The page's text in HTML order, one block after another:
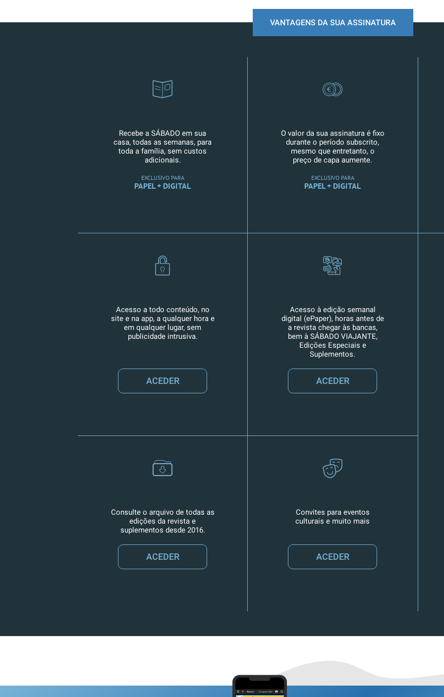
VANTAGENS DA SUA ASSINATURA
Recebe a SÁBADO em sua
casa, todas as semanas, para
toda a família, sem custos
adicionais.
EXCLUSIVO PARA
PAPEL + DIGITAL
O valor da sua assinatura é fixo
durante o período subscrito,
mesmo que entretanto, o
preço de capa aumente.
EXCLUSIVO PARA
PAPEL + DIGITAL
Acesso a todo conteúdo, no
site e na app, a qualquer hora e
em qualquer lugar, sem
publicidade intrusiva.
ACEDER
Acesso à edição semanal
digital (ePaper), horas antes de
a revista chegar às bancas,
bem à SÁBADO VIAJANTE,
Edições Especiais e
Suplementos.
ACEDER
Consulte o arquivo de todas as
edições da revista e
suplementos desde 2016.
ACEDER
Convites para eventos
culturais e muito mais
ACEDER